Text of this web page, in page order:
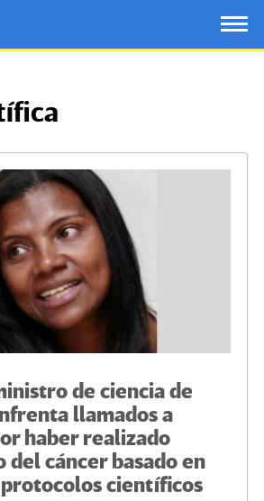
de ciencia de
llamados a
haber realizado
cáncer basado en
protocolos científicos